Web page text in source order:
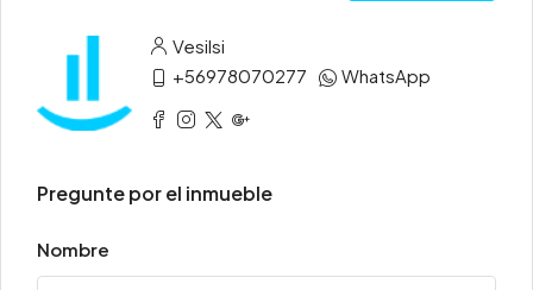
Vesilsi
+56978070277
WhatsApp
Pregunte por el inmueble
Nombre